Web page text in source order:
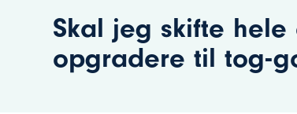
Skal jeg skifte
opgradere til tog-